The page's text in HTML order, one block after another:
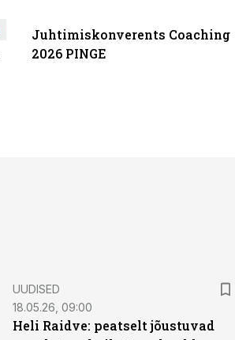
Juhtimiskonverents Coaching
2026 PINGE
UUDISED
18.05.26, 09:00
Heli Raidve: peatselt jõustuvad